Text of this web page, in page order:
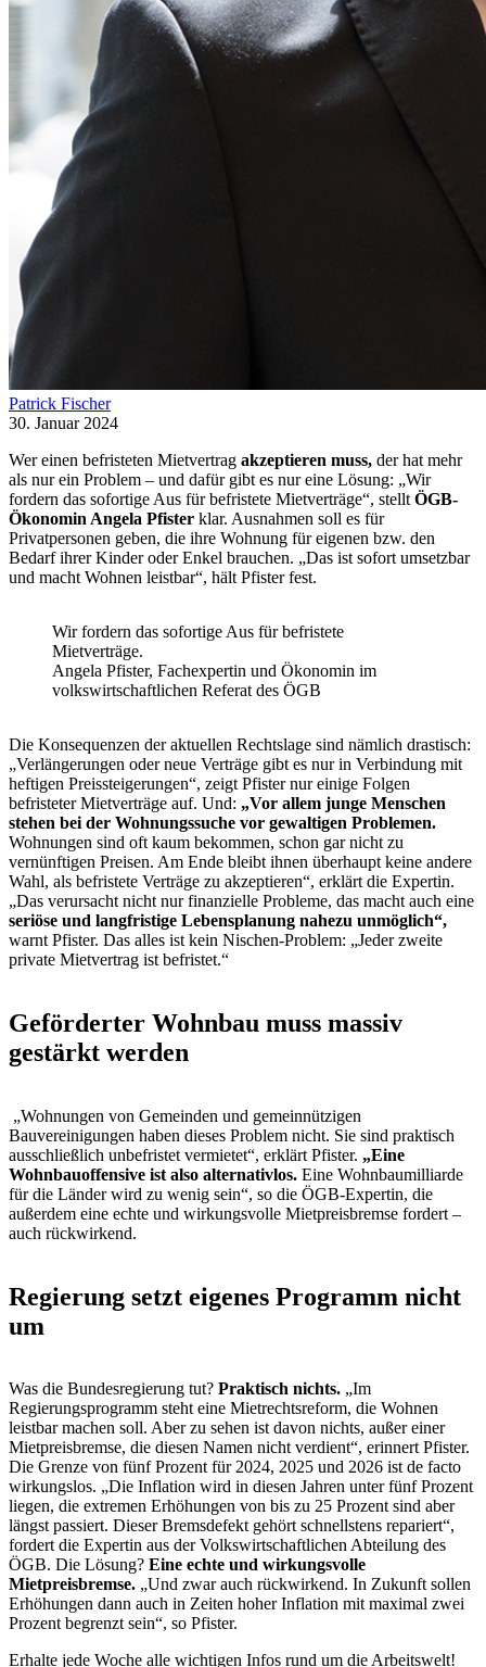
Patrick Fischer
30. Januar 2024
Wer einen befristeten Mietvertrag akzeptieren muss, der hat mehr
als nur ein Problem – und dafür gibt es nur eine Lösung: „Wir
fordern das sofortige Aus für befristete Mietverträge“, stellt ÖGB-
Ökonomin Angela Pfister klar. Ausnahmen soll es für
Privatpersonen geben, die ihre Wohnung für eigenen bzw. den
Bedarf ihrer Kinder oder Enkel brauchen. „Das ist sofort umsetzbar
und macht Wohnen leistbar“, hält Pfister fest.
Wir fordern das sofortige Aus für befristete
Mietverträge.
Angela Pfister, Fachexpertin und Ökonomin im
volkswirtschaftlichen Referat des ÖGB
Die Konsequenzen der aktuellen Rechtslage sind nämlich drastisch:
„Verlängerungen oder neue Verträge gibt es nur in Verbindung mit
heftigen Preissteigerungen“, zeigt Pfister nur einige Folgen
befristeter Mietverträge auf. Und: „Vor allem junge Menschen
stehen bei der Wohnungssuche vor gewaltigen Problemen.
Wohnungen sind oft kaum bekommen, schon gar nicht zu
vernünftigen Preisen. Am Ende bleibt ihnen überhaupt keine andere
Wahl, als befristete Verträge zu akzeptieren“, erklärt die Expertin.
„Das verursacht nicht nur finanzielle Probleme, das macht auch eine
seriöse und langfristige Lebensplanung nahezu unmöglich“,
warnt Pfister. Das alles ist kein Nischen-Problem: „Jeder zweite
private Mietvertrag ist befristet.“
Geförderter Wohnbau muss massiv
gestärkt werden
„Wohnungen von Gemeinden und gemeinnützigen
Bauvereinigungen haben dieses Problem nicht. Sie sind praktisch
ausschließlich unbefristet vermietet“, erklärt Pfister. „Eine
Wohnbauoffensive ist also alternativlos. Eine Wohnbaumilliarde
für die Länder wird zu wenig sein“, so die ÖGB-Expertin, die
außerdem eine echte und wirkungsvolle Mietpreisbremse fordert –
auch rückwirkend.
Regierung setzt eigenes Programm nicht
um
Was die Bundesregierung tut? Praktisch nichts. „Im
Regierungsprogramm steht eine Mietrechtsreform, die Wohnen
leistbar machen soll. Aber zu sehen ist davon nichts, außer einer
Mietpreisbremse, die diesen Namen nicht verdient“, erinnert Pfister.
Die Grenze von fünf Prozent für 2024, 2025 und 2026 ist de facto
wirkungslos. „Die Inflation wird in diesen Jahren unter fünf Prozent
liegen, die extremen Erhöhungen von bis zu 25 Prozent sind aber
längst passiert. Dieser Bremsdefekt gehört schnellstens repariert“,
fordert die Expertin aus der Volkswirtschaftlichen Abteilung des
ÖGB. Die Lösung? Eine echte und wirkungsvolle
Mietpreisbremse. „Und zwar auch rückwirkend. In Zukunft sollen
Erhöhungen dann auch in Zeiten hoher Inflation mit maximal zwei
Prozent begrenzt sein“, so Pfister.
Erhalte jede Woche alle wichtigen Infos rund um die Arbeitswelt!